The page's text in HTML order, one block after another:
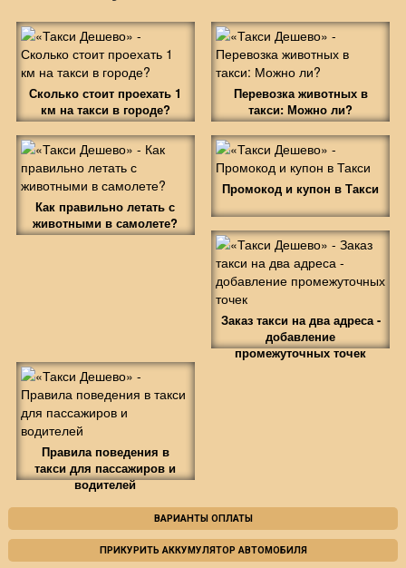
Сколько стоит проехать 1
км на такси в городе?
Перевозка животных в
такси: Можно ли?
Как правильно летать с
животными в самолете?
Промокод и купон в Такси
Заказ такси на два адреса -
добавление
промежуточных точек
Правила поведения в
такси для пассажиров и
водителей
ВАРИАНТЫ ОПЛАТЫ
ПРИКУРИТЬ АККУМУЛЯТОР АВТОМОБИЛЯ